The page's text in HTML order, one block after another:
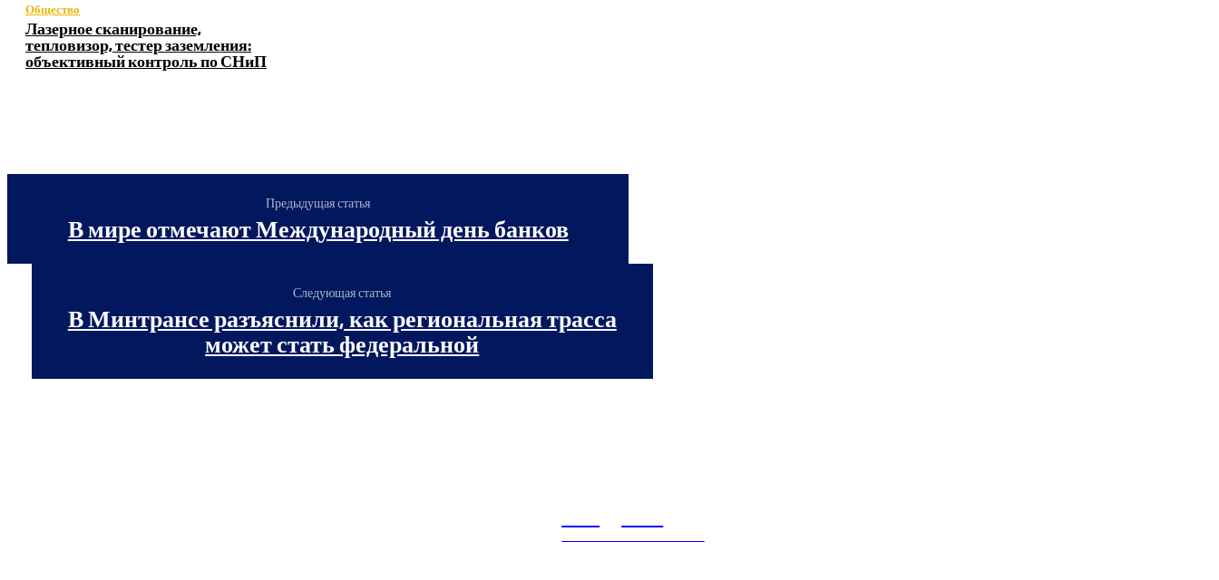
Общество
Лазерное сканирование,
тепловизор, тестер заземления:
объективный контроль по СНиП
Предыдущая статья
В мире отмечают Международный день банков
Следующая статья
В Минтрансе разъяснили, как региональная трасса
может стать федеральной